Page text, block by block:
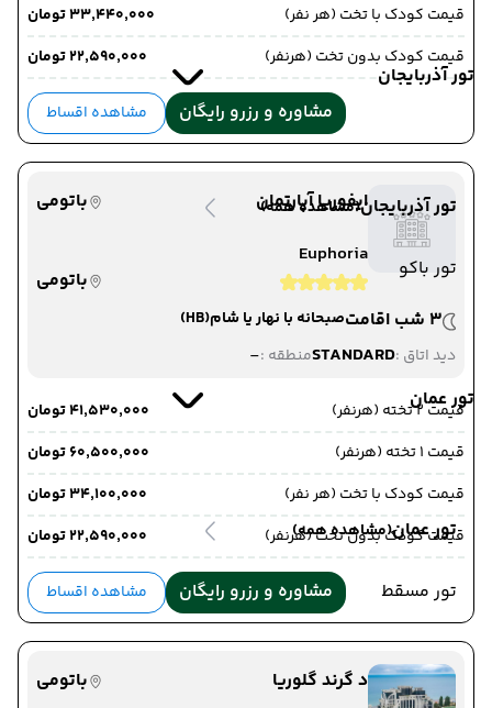
تور آذربایجان
تور آذربایجان(مشاهده همه)
تور باکو
تور عمان
تور عمان(مشاهده همه)
تور مسقط
قیمت کودک با تخت (هر نفر)
۳۳٬۴۴۰٬۰۰۰ تومان
قیمت کودک بدون تخت (هرنفر)
۲۲٬۵۹۰٬۰۰۰ تومان
مشاوره و رزرو رایگان مشاهده اقساط
ایفوریا آپارتمان
باتومی
Euphoria
باتومی
3 شب اقامت
صبحانه با نهار یا شام(HB)
دید اتاق :STANDARDمنطقه :-
قیمت 2 تخته (هرنفر)
۴۱٬۵۳۰٬۰۰۰ تومان
قیمت 1 تخته (هرنفر)
۶۰٬۵۰۰٬۰۰۰ تومان
قیمت کودک با تخت (هر نفر)
۳۴٬۱۰۰٬۰۰۰ تومان
قیمت کودک بدون تخت (هرنفر)
۲۲٬۵۹۰٬۰۰۰ تومان
مشاوره و رزرو رایگان مشاهده اقساط
د گرند گلوریا
باتومی